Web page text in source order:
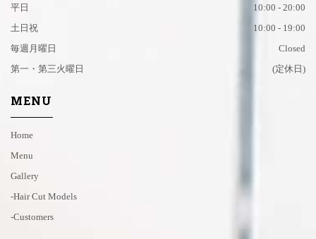
平日
10:00 - 20:00
土日祝
10:00 - 19:00
毎週月曜日
Closed
第一・第三火曜日
(定休日)
MENU
Home
Menu
Gallery
-hair Cut Models
-customers